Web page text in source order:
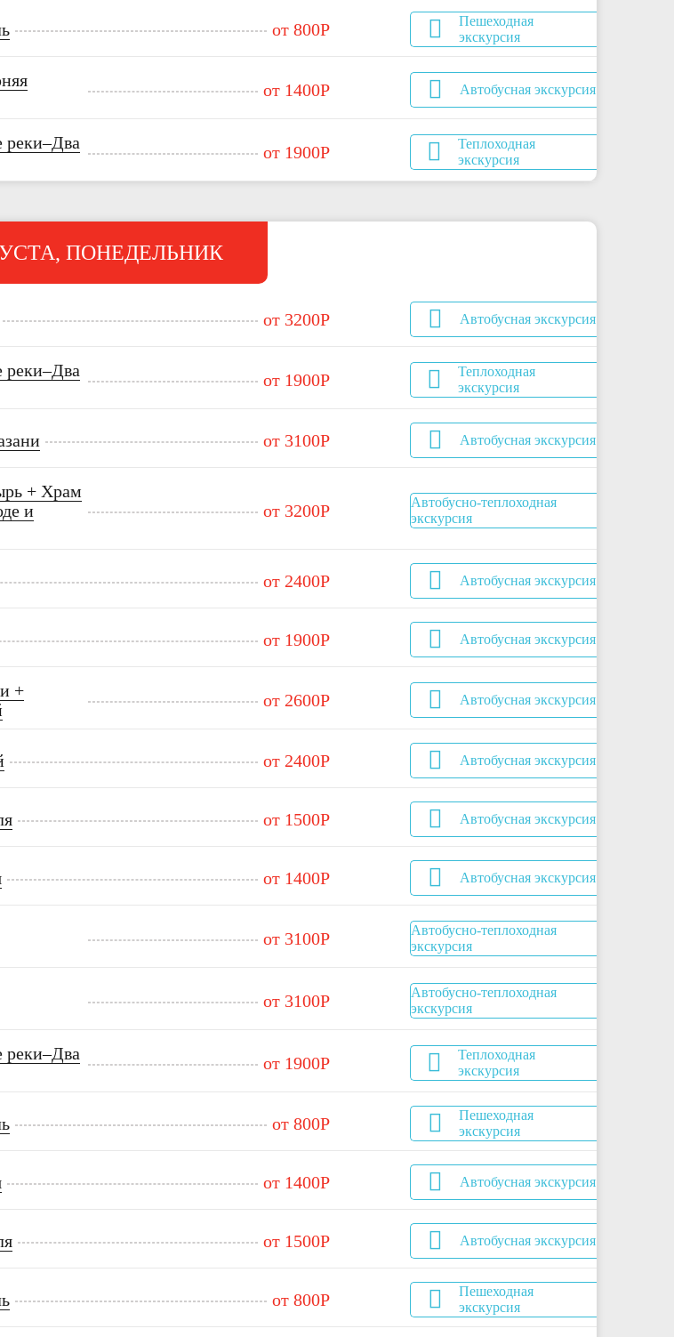
от 800Р
Пешеходная
экскурсия
от 1400Р Автобусная экскурсия
реки–Два
от 1900Р
Теплоходная
экскурсия
ПОНЕДЕЛЬНИК
от 3200Р Автобусная экскурсия
реки–Два
от 1900Р
Теплоходная
экскурсия
от 3100Р Автобусная экскурсия
+ Храм
и
от 3200Р
Автобусно-теплоходная
экскурсия
от 2400Р Автобусная экскурсия
от 1900Р Автобусная экскурсия
+
от 2600Р Автобусная экскурсия
от 2400Р Автобусная экскурсия
от 1500Р Автобусная экскурсия
от 1400Р Автобусная экскурсия
от 3100Р
Автобусно-теплоходная
экскурсия
от 3100Р
Автобусно-теплоходная
экскурсия
реки–Два
от 1900Р
Теплоходная
экскурсия
от 800Р
Пешеходная
экскурсия
от 1400Р Автобусная экскурсия
от 1500Р Автобусная экскурсия
от 800Р
Пешеходная
экскурсия